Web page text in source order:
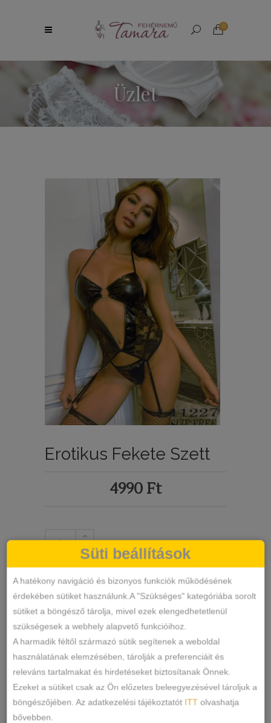
0
Üzlet
Erotikus Fekete Szett
4990 Ft
Szett
mennyiség
SKU 11227
KATEGÓRIA Sexy
CÍMKÉK
MEGOSZTÁS
LEÍRÁS
Süti beállítások
A hatékony navigáció és bizonyos funkciók működésének
érdekében sütiket használunk.A "Szükséges" kategóriába sorolt
sütiket a böngésző tárolja, mivel ezek elengedhetetlenül
szükségesek a webhely alapvető funkcióihoz.
A harmadik féltől származó sütik segítenek a weboldal
használatának elemzésében, tárolják a preferenciáit és
releváns tartalmakat és hirdetéseket biztosítanak Önnek.
Ezeket a sütiket csak az Ön előzetes beleegyezésével tároljuk a
böngészőjében. Az adatkezelési tájékoztatót ITT olvashatja
bővebben.